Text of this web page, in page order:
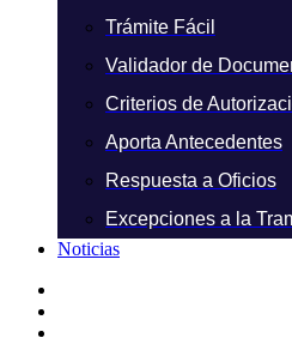
Trámite Fácil
Validador de
Criterios de
Aporta Antecedentes
Respuesta a Oficios
Excepciones a la
Noticias